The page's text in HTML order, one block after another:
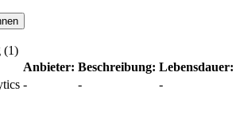
(1)
Anbieter: Beschreibung: Lebensdauer:
- - -